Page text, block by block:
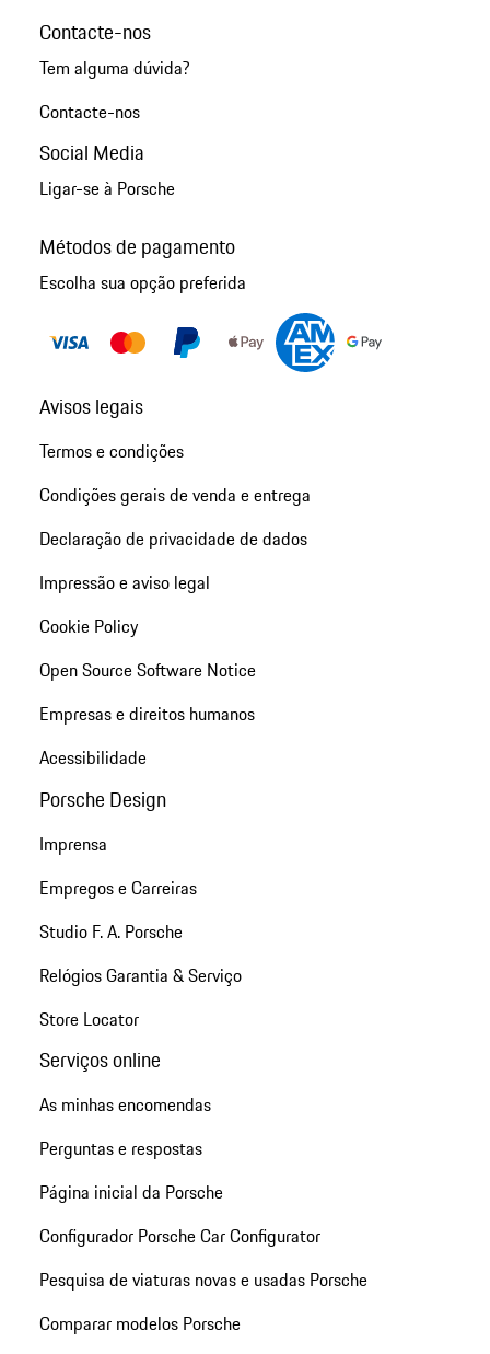
Contacte-nos
Tem alguma dúvida?
Contacte-nos
Social Media
Ligar-se à Porsche
Métodos de pagamento
Escolha sua opção preferida
Avisos legais
Termos e condições
Condições gerais de venda e entrega
Declaração de privacidade de dados
Impressão e aviso legal
Cookie Policy
Open Source Software Notice
Empresas e direitos humanos
Acessibilidade
Porsche Design
Imprensa
Empregos e Carreiras
Studio F. A. Porsche
Relógios Garantia & Serviço
Store Locator
Serviços online
As minhas encomendas
Perguntas e respostas
Página inicial da Porsche
Configurador Porsche Car Configurator
Pesquisa de viaturas novas e usadas Porsche
Comparar modelos Porsche